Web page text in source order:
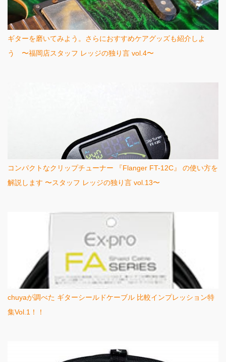
ギターを磨いてみよう。さらにおすすめケアグッズも紹介しよ
う 〜福岡店スタッフ レッジの独り言 vol.4〜
コンパクトなクリップチューナー 『Flanger FT-12C』 の使い方を
解説します 〜スタッフ レッジの独り言 vol.13〜
chuyaが調べた ギターシールドケーブル 比較インプレッション特
集Vol.1！！